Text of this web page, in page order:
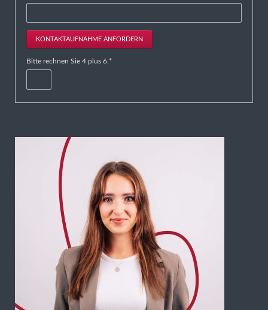
KONTAKTAUFNAHME ANFORDERN
Pflichtfeld
Bitte rechnen Sie 4 plus 6. *